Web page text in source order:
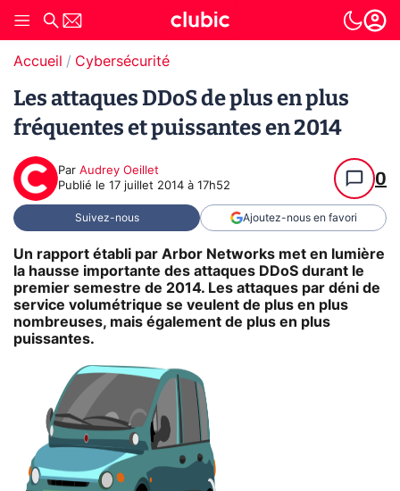
Accueil Cybersécurité
Les attaques DDoS de plus en plus
fréquentes et puissantes en 2014
Par Audrey Oeillet
Publié le 17 juillet 2014 à 17h52 0
Suivez-nous Ajoutez-nous en favori
Un rapport établi par Arbor Networks met en lumière
la hausse importante des attaques DDoS durant le
premier semestre de 2014. Les attaques par déni de
service volumétrique se veulent de plus en plus
nombreuses, mais également de plus en plus
puissantes.